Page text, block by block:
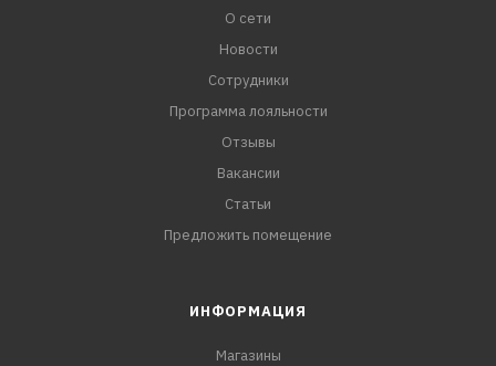
О сети
Новости
Сотрудники
Программа лояльности
Отзывы
Вакансии
Статьи
Предложить помещение
ИНФОРМАЦИЯ
Магазины